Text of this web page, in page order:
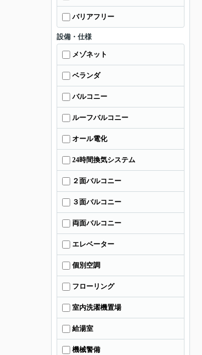
バリアフリー
設備・仕様
メゾネット
ベランダ
バルコニー
ルーフバルコニー
オール電化
24時間換気システム
２面バルコニー
３面バルコニー
両面バルコニー
エレベーター
個別空調
フローリング
室内洗濯機置場
給湯室
機械警備